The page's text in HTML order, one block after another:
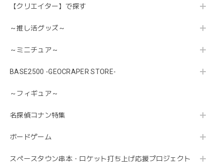
【クリエイター】で探す
～推し活グッズ～
～ミニチュア～
BASE2500 -GEOCRAPER STORE-
～フィギュア～
名探偵コナン特集
ボードゲーム
スペースタウン串本・ロケット打ち上げ応援プロジェクト